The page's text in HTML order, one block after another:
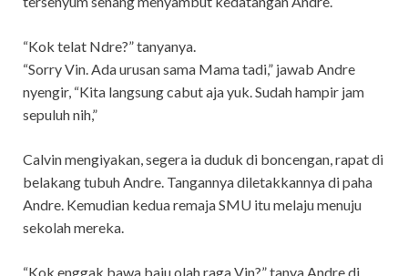
“Kok telat Ndre?” tanyanya.
“Sorry Vin. Ada urusan sama Mama tadi,” jawab Andre
nyengir, “Kita langsung cabut aja yuk. Sudah hampir jam
sepuluh nih,”
Calvin mengiyakan, segera ia duduk di boncengan, rapat di
belakang tubuh Andre. Tangannya diletakkannya di paha
Andre. Kemudian kedua remaja SMU itu melaju menuju
sekolah mereka.
“Kok enggak bawa baju olah raga Vin?” tanya Andre di